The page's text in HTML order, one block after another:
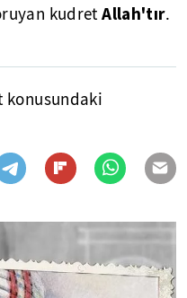
kudretAllah'tır.
konusundaki